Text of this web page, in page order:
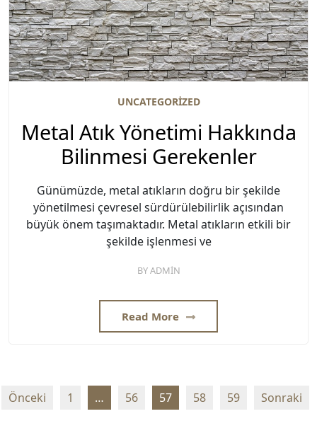
UNCATEGORIZED
Metal Atık Yönetimi Hakkında
Bilinmesi Gerekenler
Günümüzde, metal atıkların doğru bir şekilde
yönetilmesi çevresel sürdürülebilirlik açısından
büyük önem taşımaktadır. Metal atıkların etkili bir
şekilde işlenmesi ve
BYADMIN
Read More
Yazı
sayfalaması
Önceki 1 … 56 57 58 59 Sonraki